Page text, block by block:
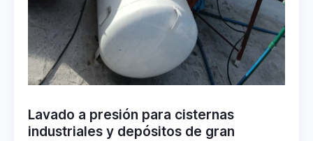
Lavado a presión para cisternas
industriales y depósitos de gran